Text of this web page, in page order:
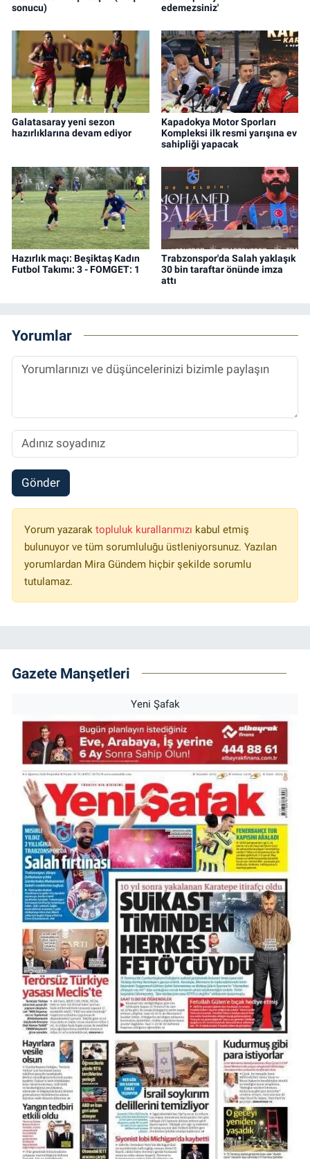
sonucu)
edemezsiniz'
Galatasaray yeni sezon
hazırlıklarına devam ediyor
Kapadokya Motor Sporları
Kompleksi ilk resmi yarışına ev
sahipliği yapacak
Hazırlık maçı: Beşiktaş Kadın
Futbol Takımı: 3 - FOMGET: 1
Trabzonspor'da Salah yaklaşık
30 bin taraftar önünde imza
attı
Yorumlar
Gönder
Yorum yazarak topluluk kurallarımızı kabul etmiş
bulunuyor ve tüm sorumluluğu üstleniyorsunuz. Yazılan
yorumlardan Mira Gündem hiçbir şekilde sorumlu
tutulamaz.
Gazete Manşetleri
Yeni Şafak